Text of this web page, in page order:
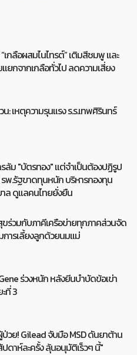
เกลือผสมไนไทรต์” เติมสีชมพู และ
ยกจากเกลือทั่วไป ลดความเสี่ยง
เหตุความรุนแรง ร.ร.เทพศิรินทร์
ล้ม "บัตรทอง" แต่จำเป็นต้องปฏิรูป
พ.รัฐขาดทุนหนัก บริหารกองทุน
าล ดูแลคนไทยยั่งยืน
ขร่วมกับภาคีเครือข่ายทุกภาคส่วนจัด
การเลี้ยงลูกด้วยนมแม่
ร่วงหนัก หลังยีนบำบัดข้อเข่า
ที่ 3
วย! Gilead จับมือ MSD ดันยาต้าน
ดาห์ละครั้ง ลุ้นอนุมัติเร็วๆ นี้"